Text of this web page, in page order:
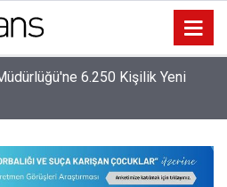
6.250 Kişilik Yeni